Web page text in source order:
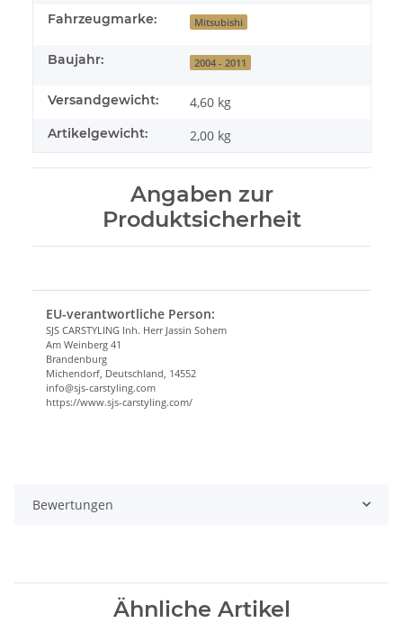
Fahrzeugmarke: Mitsubishi
Baujahr: 2004 - 2011
Versandgewicht: 4,60 kg
Artikelgewicht: 2,00 kg
Angaben zur
Produktsicherheit
EU-verantwortliche Person:
SJS CARSTYLING Inh. Herr Jassin Sohem
Am Weinberg 41
Brandenburg
Michendorf, Deutschland, 14552
info@sjs-carstyling.com
https://www.sjs-carstyling.com/
Bewertungen
Ähnliche Artikel